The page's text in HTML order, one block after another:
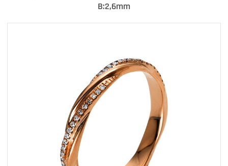
B:2,6mm